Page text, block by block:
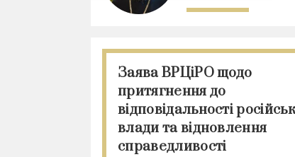
Заява ВРЦіРО щодо
притягнення до
відповідальності
влади та відновлення
справедливості